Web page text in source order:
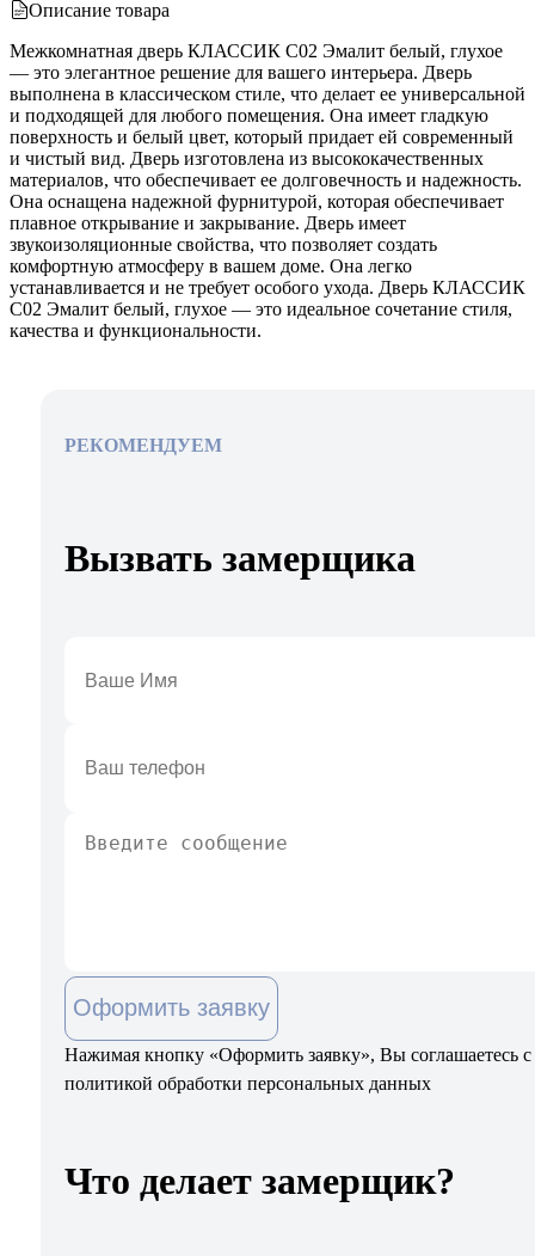
Описание товара
Межкомнатная дверь КЛАССИК C02 Эмалит белый, глухое
— это элегантное решение для вашего интерьера. Дверь
выполнена в классическом стиле, что делает ее универсальной
и подходящей для любого помещения. Она имеет гладкую
поверхность и белый цвет, который придает ей современный
и чистый вид. Дверь изготовлена из высококачественных
материалов, что обеспечивает ее долговечность и надежность.
Она оснащена надежной фурнитурой, которая обеспечивает
плавное открывание и закрывание. Дверь имеет
звукоизоляционные свойства, что позволяет создать
комфортную атмосферу в вашем доме. Она легко
устанавливается и не требует особого ухода. Дверь КЛАССИК
C02 Эмалит белый, глухое — это идеальное сочетание стиля,
качества и функциональности.
РЕКОМЕНДУЕМ
Вызвать замерщика
Оформить заявку
Нажимая кнопку «Оформить заявку», Вы соглашаетесь с
политикой обработки персональных данных
Что делает замерщик?